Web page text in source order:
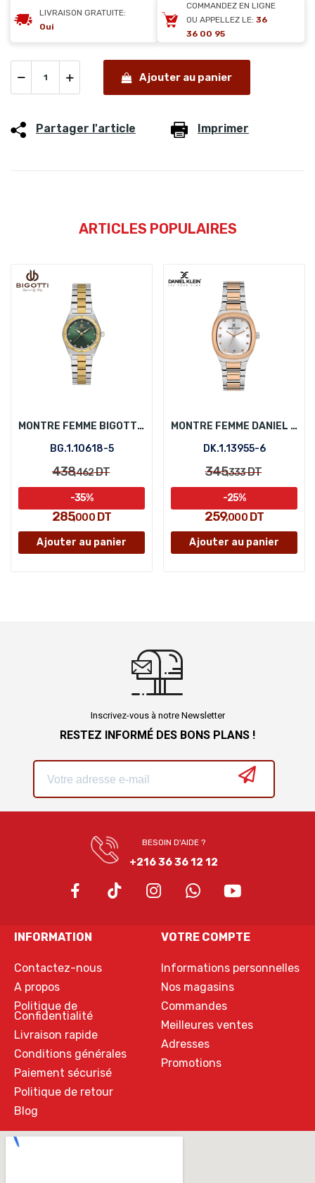
LIVRAISON GRATUITE:
Oui
COMMANDEZ EN LIGNE
OU APPELLEZ LE: 36
36 00 95
Ajouter au panier
Partager l'article Imprimer
ARTICLES POPULAIRES
MONTRE FEMME BIGOTTI BG.1.10618-5
BG.1.10618-5
438,462DT
285,000DT
-35%
Ajouter au panier
MONTRE FEMME DANIEL KLEIN DK.1.13955-6
DK.1.13955-6
345,333DT
259,000DT
-25%
Ajouter au panier
Inscrivez-vous à notre Newsletter
RESTEZ INFORMÉ DES BONS PLANS !
BESOIN D'AIDE ?
+216 36 36 12 12
INFORMATION
Contactez-nous
A propos
Politique de
Confidentialité
Livraison rapide
Conditions générales
Paiement sécurisé
Politique de retour
Blog
VOTRE COMPTE
Informations personnelles
Nos magasins
Commandes
Meilleures ventes
Adresses
Promotions